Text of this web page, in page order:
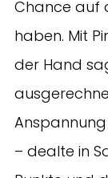
Chance auf
haben. Mit
der Hand
– dealte in